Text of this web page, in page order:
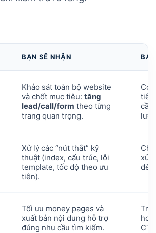
BẠN SẼ NHẬN
Khảo sát toàn bộ website
và chốt mục tiêu: tăng
lead/call/form theo từng
trang quan trọng.
Có
tiên
cần
Xử lý các “nút thắt” kỹ
thuật (index, cấu trúc, lỗi
template, tốc độ theo ưu
tiên).
xử
để
Tối ưu money pages và
xuất bản nội dung hỗ trợ
đúng nhu cầu tìm kiếm.